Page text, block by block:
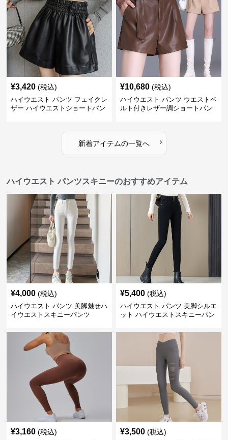
¥3,420 (税込)
ハイウエスト パンツ フェイクレ
ザー ハイウエストショートパン
¥10,680 (税込)
ハイウエスト パンツ ウエストベ
ルト付きレザー調ショートパン
新着アイテムの一覧へ ›
ハイウエスト パンツスキニーのおすすめアイテム
¥4,000 (税込)
ハイウエスト パンツ 美脚魅せハ
イウエストスキニーパンツ
¥5,400 (税込)
ハイウエスト パンツ 美脚シルエ
ット ハイウエストスキニーパン
¥3,160 (税込) ¥3,500 (税込)